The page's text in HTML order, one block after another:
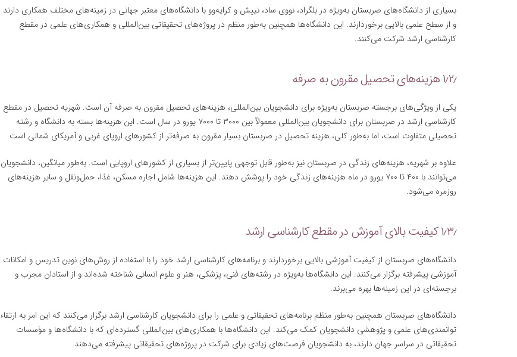
بسیاری از دانشگاه‌های صربستان به‌ویژه در بلگراد، نووی ساد، نییش و کرایه‌وو با دانشگاه‌های معتبر جهانی در زمینه‌های مختلف همکاری دارند
و از سطح علمی بالایی برخوردارند. این دانشگاه‌ها همچنین به‌طور منظم در پروژه‌های تحقیقاتی بین‌المللی و همکاری‌های علمی در مقطع
کارشناسی ارشد شرکت می‌کنند.
۱٫۲٫ هزینه‌های تحصیل مقرون به صرفه
یکی از ویژگی‌های برجسته صربستان به‌ویژه برای دانشجویان بین‌المللی، هزینه‌های تحصیل مقرون به صرفه آن است. شهریه تحصیل در مقطع
کارشناسی ارشد در صربستان برای دانشجویان بین‌المللی معمولاً بین ۳۰۰۰ تا ۷۰۰۰ یورو در سال است. این هزینه‌ها بسته به دانشگاه و رشته
تحصیلی متفاوت است، اما به‌طور کلی، هزینه تحصیل در صربستان بسیار مقرون به صرفه‌تر از کشورهای اروپای غربی و آمریکای شمالی است.
علاوه بر شهریه، هزینه‌های زندگی در صربستان نیز به‌طور قابل توجهی پایین‌تر از بسیاری از کشورهای اروپایی است. به‌طور میانگین، دانشجویان
می‌توانند با ۴۰۰ تا ۷۰۰ یورو در ماه هزینه‌های زندگی خود را پوشش دهند. این هزینه‌ها شامل اجاره مسکن، غذا، حمل‌ونقل و سایر هزینه‌های
روزمره می‌شود.
۱٫۳٫ کیفیت بالای آموزش در مقطع کارشناسی ارشد
دانشگاه‌های صربستان از کیفیت آموزشی بالایی برخوردارند و برنامه‌های کارشناسی ارشد خود را با استفاده از روش‌های نوین تدریس و امکانات
آموزشی پیشرفته برگزار می‌کنند. این دانشگاه‌ها به‌ویژه در رشته‌های فنی، پزشکی، هنر و علوم انسانی شناخته شده‌اند و از استادان مجرب و
برجسته‌ای در این زمینه‌ها بهره می‌برند.
دانشگاه‌های صربستان همچنین به‌طور منظم برنامه‌های تحقیقاتی و علمی را برای دانشجویان کارشناسی ارشد برگزار می‌کنند که این امر به ارتقاء
توانمندی‌های علمی و پژوهشی دانشجویان کمک می‌کند. این دانشگاه‌ها با همکاری‌های بین‌المللی گسترده‌ای که با دانشگاه‌ها و مؤسسات
تحقیقاتی در سراسر جهان دارند، به دانشجویان فرصت‌های زیادی برای شرکت در پروژه‌های تحقیقاتی پیشرفته می‌دهند.